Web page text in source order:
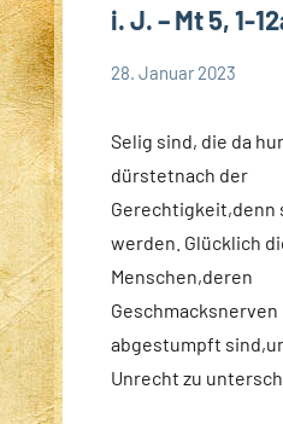
i. J. – Mt 5, 1-
App-
Startseite
Weltweit
28. Januar 2023
Selig sind, die da
dürstetnach der
Gerechtigkeit,denn
werden. Glücklich
Menschen,deren
abgestumpft
Unrecht zu